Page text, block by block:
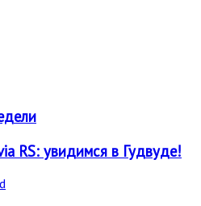
RS: увидимся в Гудвуде!